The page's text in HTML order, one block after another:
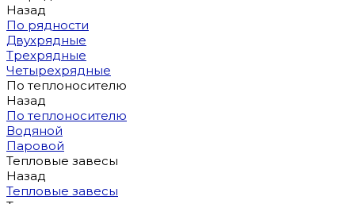
Назад
По рядности
Двухрядные
Трехрядные
Четырехрядные
По теплоносителю
Назад
По теплоносителю
Водяной
Паровой
Тепловые завесы
Назад
Тепловые завесы